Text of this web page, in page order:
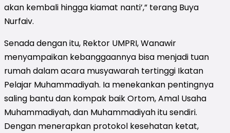
akan kembali hingga kiamat nanti’,” terang Buya
Nurfaiv.
Senada dengan itu, Rektor UMPRI, Wanawir
menyampaikan kebanggaannya bisa menjadi tuan
rumah dalam acara musyawarah tertinggi Ikatan
Pelajar Muhammadiyah. Ia menekankan pentingnya
saling bantu dan kompak baik Ortom, Amal Usaha
Muhammadiyah, dan Muhammadiyah itu sendiri.
Dengan menerapkan protokol kesehatan ketat,